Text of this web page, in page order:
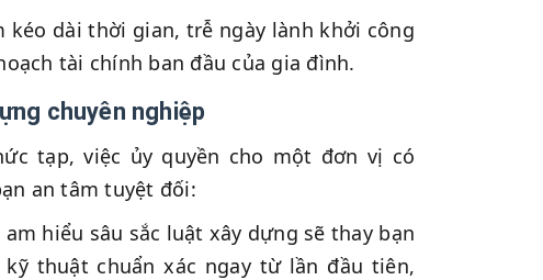
dài thời gian, trễ ngày lành khởi công
tài chính ban đầu của gia đình.
chuyên nghiệp
tạp, việc ủy quyền cho một đơn vị có
an tâm tuyệt đối:
hiểu sâu sắc luật xây dựng sẽ thay bạn
thuật chuẩn xác ngay từ lần đầu tiên,